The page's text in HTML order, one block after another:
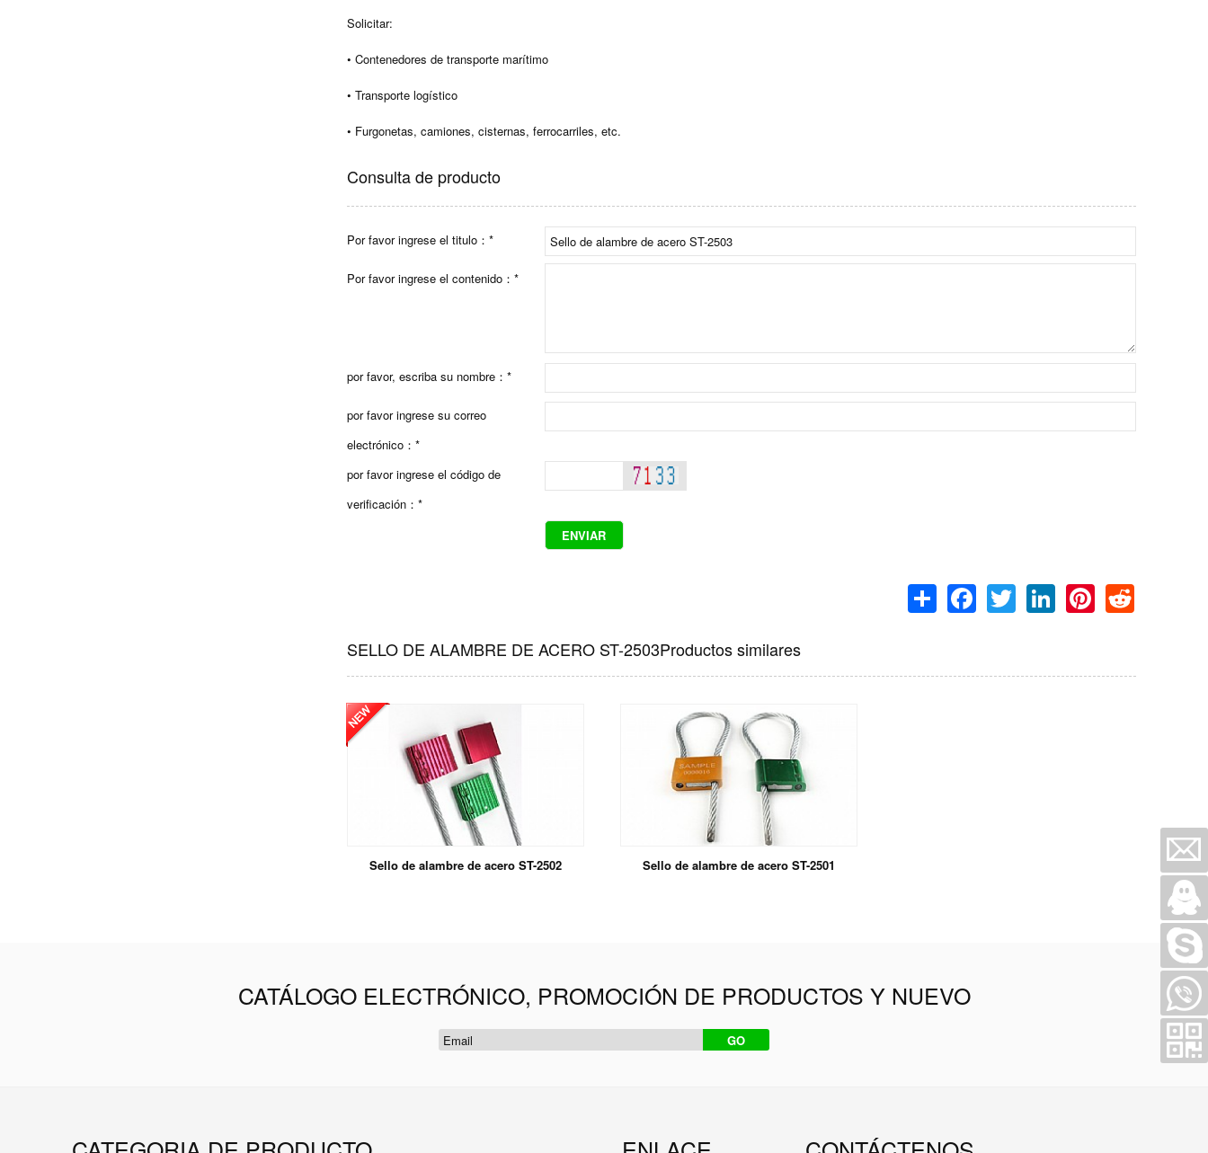
Solicitar:
• Contenedores de transporte marítimo
• Transporte logístico
• Furgonetas, camiones, cisternas, ferrocarriles, etc.
Consulta de producto
Por favor ingrese el titulo：*
Por favor ingrese el contenido：*
por favor, escriba su nombre：*
por favor ingrese su correo
electrónico：*
por favor ingrese el código de
verificación：*
Share FacebookTwitter LinkedIn Pinterest
SELLO DE ALAMBRE DE ACERO ST-2503Productos similares
Sello de alambre de acero ST-2502 Sello de alambre de acero ST-2501
CATÁLOGO ELECTRÓNICO, PROMOCIÓN DE PRODUCTOS Y NUEVO